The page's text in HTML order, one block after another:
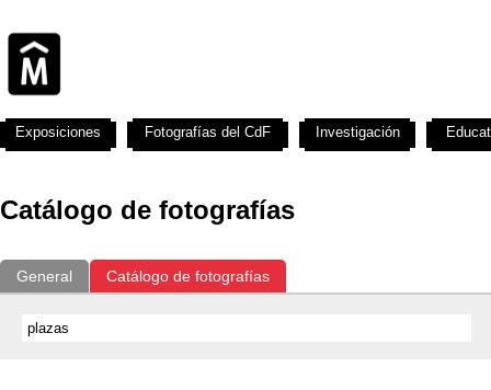
Catálogo de fotografías
General Catálogo de fotografías
Exposiciones Fotografías del CdF Investigación